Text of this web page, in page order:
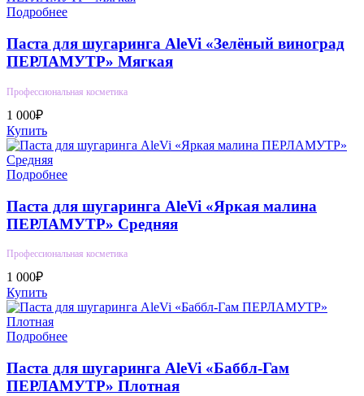
Подробнее
Паста для шугаринга AleVi «Зелёный виноград
ПЕРЛАМУТР» Мягкая
Профессиональная косметика
1 000₽
Купить
Подробнее
Паста для шугаринга AleVi «Яркая малина
ПЕРЛАМУТР» Средняя
Профессиональная косметика
1 000₽
Купить
Подробнее
Паста для шугаринга AleVi «Баббл-Гам
ПЕРЛАМУТР» Плотная